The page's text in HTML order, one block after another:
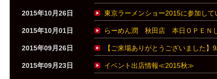
2015年10月26日 東京ラーメンショー2015に参加して
2015年10月01日 らーめん潤 秋田店 本日ＯＰＥＮ
2015年09月26日 【ご来場ありがとうございました
2015年09月23日 イベント出店情報≪2015秋≫